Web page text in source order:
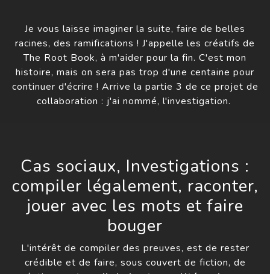
Je vous laisse imaginer la suite, faire de belles
racines, des ramifications ! J'appelle les créatifs de
The Root Book, à m'aider pour la fin. C'est mon
histoire, mais on sera pas trop d'une centaine pour
continuer d'écrire ! Arrive la partie 3 de ce projet de
collaboration : j'ai nommé, l'investigation.
Cas sociaux, Investigations :
compiler légalement, raconter,
jouer avec les mots et faire
bouger
L'intérêt de compiler des preuves, est de rester
crédible et de faire, sous couvert de fiction, de